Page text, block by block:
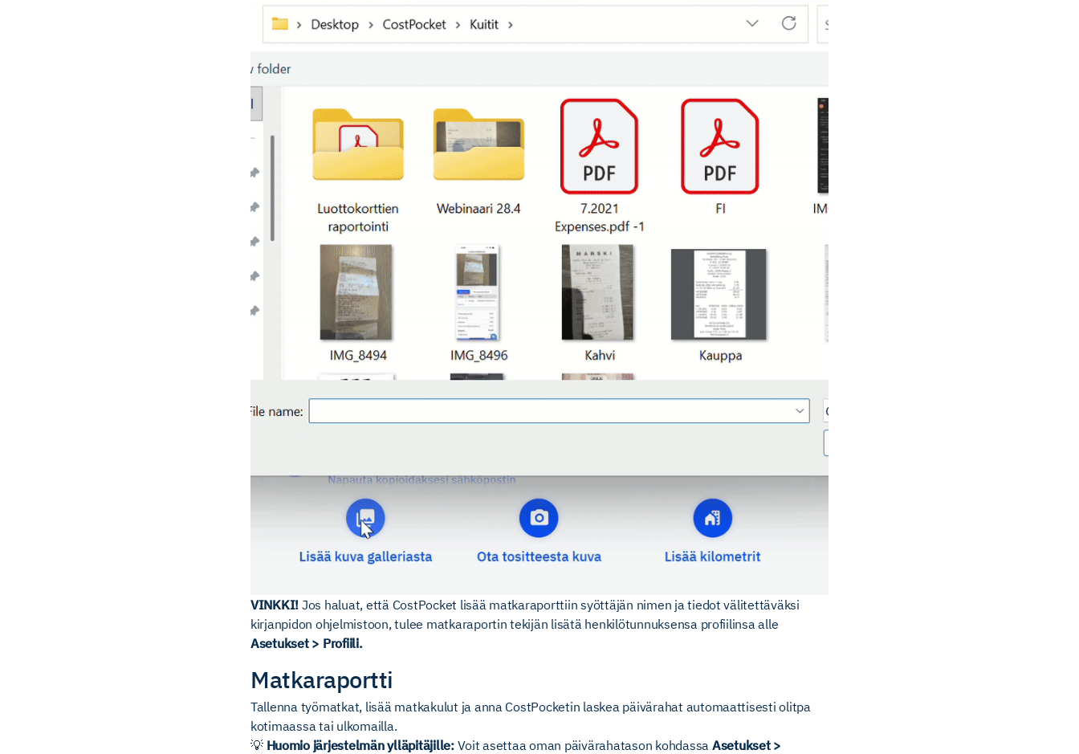
VINKKI! Jos haluat, että CostPocket lisää matkaraporttiin syöttäjän nimen ja tiedot välitettäväksi
kirjanpidon ohjelmistoon, tulee matkaraportin tekijän lisätä henkilötunnuksensa profiilinsa alle
Asetukset > Profiili.
Matkaraportti
Tallenna työmatkat, lisää matka­kulut ja anna CostPocketin laskea päivärahat automaattisesti olitpa
kotimaassa tai ulkomailla.
💡 Huomio järjestelmän ylläpitäjille:Voit asettaa oman päivärahatason kohdassa Asetukset >